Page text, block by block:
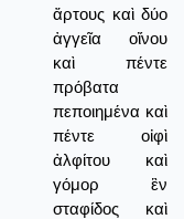
ἄρτους καὶ δύο
ἀγγεῖα οἴνου
καὶ πέντε
πρόβατα
πεποιημένα καὶ
πέντε οἰφὶ
ἀλφίτου καὶ
γόμορ ἓν
σταφίδος καὶ